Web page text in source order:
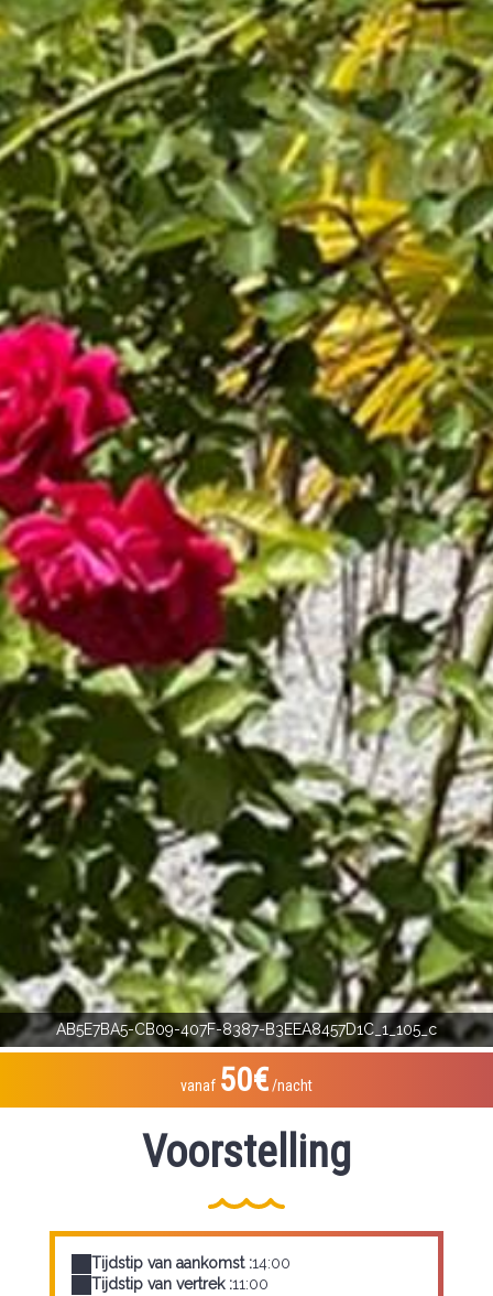
AB5E7BA5-CB09-407F-8387-B3EEA8457D1C_1_105_c
vanaf 50€/nacht
Voorstelling
Tijdstip van aankomst :14:00
Tijdstip van vertrek :11:00